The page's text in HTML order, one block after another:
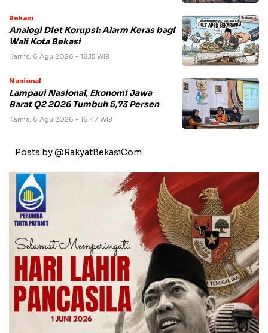
Bekasi
Analogi Diet Korupsi: Alarm Keras bagi
Wali Kota Bekasi
Kamis, 6 Agu 2026 - 18:15 WIB
Nasional
Lampaui Nasional, Ekonomi Jawa
Barat Q2 2026 Tumbuh 5,73 Persen
Kamis, 6 Agu 2026 - 16:47 WIB
Posts by @RakyatBekasiCom